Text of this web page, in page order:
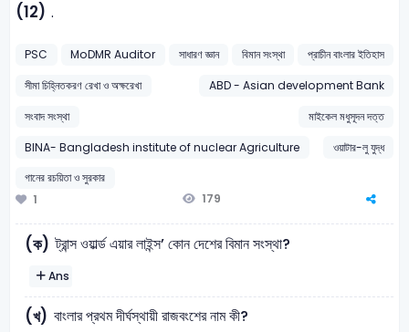
(12) .
PSC MoDMR Auditor সাধারণ জ্ঞান বিমান সংস্থা
প্রাচীন বাংলার ইতিহাস
সীমা চিহ্নিতকরণ রেখা ও অক্ষরেখা
ABD - Asian development Bank
সংবাদ সংস্থা
মাইকেল মধুসূদন দত্ত
BINA- Bangladesh institute of nuclear Agriculture
ওয়াটার-লু যুদ্ধ
গানের রচয়িতা ও সুরকার
1
179
(ক) ট্রান্স ওয়ার্ল্ড এয়ার লাইন্স’ কোন দেশের বিমান সংস্থা?
Ans
(খ) বাংলার প্রথম দীর্ঘস্থায়ী রাজবংশের নাম কী?